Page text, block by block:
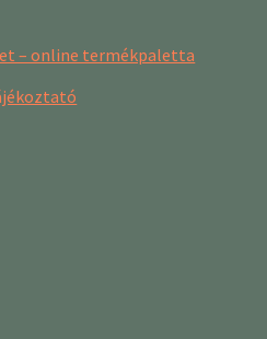
– online termékpaletta